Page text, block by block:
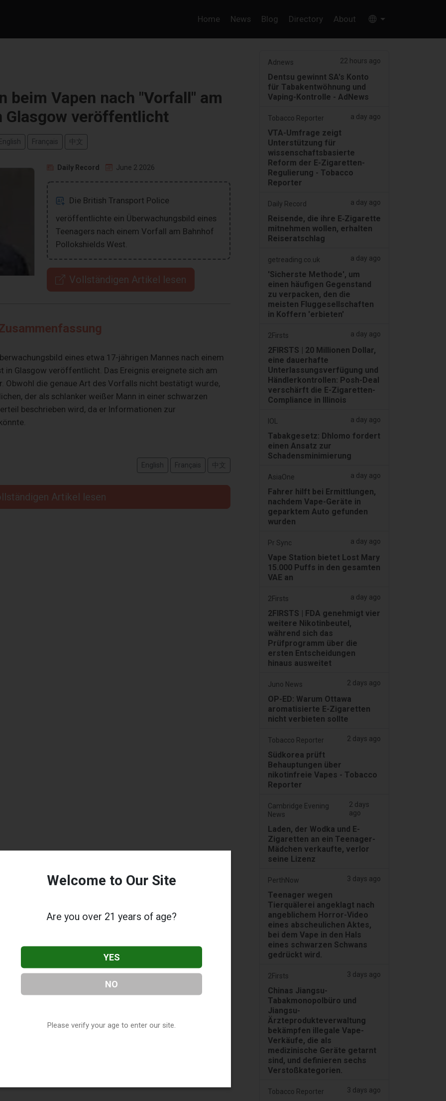
Home News Blog Directory About
beim Vapen nach "Vorfall" am
Glasgow veröffentlicht
Français 中文
Daily Record June 2 2026
Die British Transport Police
veröffentlichte ein Überwachungsbild eines
Teenagers nach einem Vorfall am Bahnhof
Pollokshields West.
Vollständigen Artikel lesen
eines etwa 17-jährigen Mannes nach einem
in Glasgow veröffentlicht. Das Ereignis ereignete sich am
Obwohl die genaue Art des Vorfalls nicht bestätigt wurde,
der als schlanker weißer Mann in einer schwarzen
beschrieben wird, da er Informationen zur
English Français 中文
Artikel lesen
Adnews 22 hours ago
Dentsu gewinnt SA's Konto
für Tabakentwöhnung und
Vaping-Kontrolle - AdNews
Tobacco Reporter a day ago
VTA-Umfrage zeigt
Unterstützung für
wissenschaftsbasierte
Reform der E-Zigaretten-
Regulierung - Tobacco
Reporter
Daily Record a day ago
Reisende, die ihre E‑Zigarette
mitnehmen wollen, erhalten
Reiseratschlag
getreading.co.uk a day ago
'Sicherste Methode', um
einen häufigen Gegenstand
zu verpacken, den die
meisten Fluggesellschaften
in Koffern 'erbieten'
2Firsts a day ago
2FIRSTS | 20 Millionen Dollar,
eine dauerhafte
Unterlassungsverfügung und
Händlerkontrollen: Posh-Deal
verschärft die E-Zigaretten-
Compliance in Illinois
IOL a day ago
Tabakgesetz: Dhlomo fordert
einen Ansatz zur
Schadensminimierung
AsiaOne a day ago
Fahrer hilft bei Ermittlungen,
nachdem Vape-Geräte in
geparktem Auto gefunden
wurden
Pr Sync a day ago
Vape Station bietet Lost Mary
15.000 Puffs in den gesamten
VAE an
2Firsts a day ago
2FIRSTS | FDA genehmigt vier
weitere Nikotinbeutel,
während sich das
Prüfprogramm über die
ersten Entscheidungen
hinaus ausweitet
Juno News 2 days ago
OP-ED: Warum Ottawa
aromatisierte E-Zigaretten
nicht verbieten sollte
Tobacco Reporter 2 days ago
Südkorea prüft
Behauptungen über
nikotinfreie Vapes - Tobacco
Reporter
Cambridge Evening
News
2 days
ago
Laden, der Wodka und E-
Zigaretten an ein Teenager-
Mädchen verkaufte, verlor
seine Lizenz
PerthNow 3 days ago
Teenager wegen
Tierquälerei angeklagt nach
angeblichem Horror-Video
eines abscheulichen Aktes,
bei dem Vape in den Hals
eines schwarzen Schwans
gedrückt wird.
2Firsts 3 days ago
Chinas Jiangsu-
Tabakmonopolbüro und
Jiangsu-
Ärzteprodukteverwaltung
bekämpfen illegale Vape-
Verkäufe, die als
medizinische Geräte getarnt
sind, und definieren sechs
Verstoßkategorien.
Tobacco Reporter 3 days ago
Welcome to Our Site
Are you over 21 years of age?
YES
NO
Please verify your age to enter our site.